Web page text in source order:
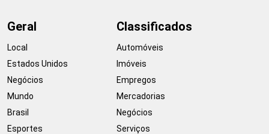
Geral
Local
Estados Unidos
Negócios
Mundo
Brasil
Esportes
Classificados
Automóveis
Imóveis
Empregos
Mercadorias
Negócios
Serviços